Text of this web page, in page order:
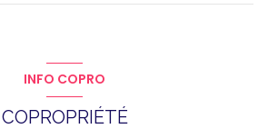
INFO COPRO
COPROPRIÉTÉ